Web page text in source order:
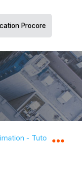
Procore
- Tutoriels